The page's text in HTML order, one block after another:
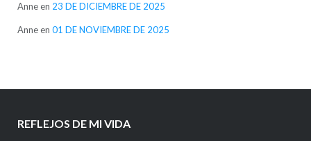
Anneen 23 DE DICIEMBRE DE 2025
Anneen 01 DE NOVIEMBRE DE 2025
REFLEJOS DE MI VIDA